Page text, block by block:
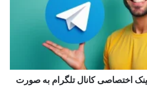
اختصاصی کانال تلگرام به صورت